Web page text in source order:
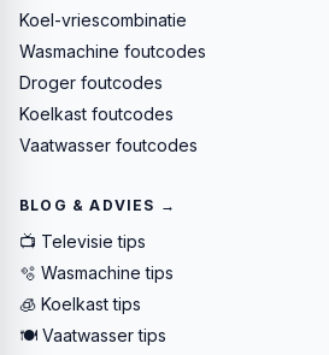
Koel-vriescombinatie
Wasmachine foutcodes
Droger foutcodes
Koelkast foutcodes
Vaatwasser foutcodes
BLOG & ADVIES →
📺 Televisie tips
🫧 Wasmachine tips
🧊 Koelkast tips
🍽️ Vaatwasser tips